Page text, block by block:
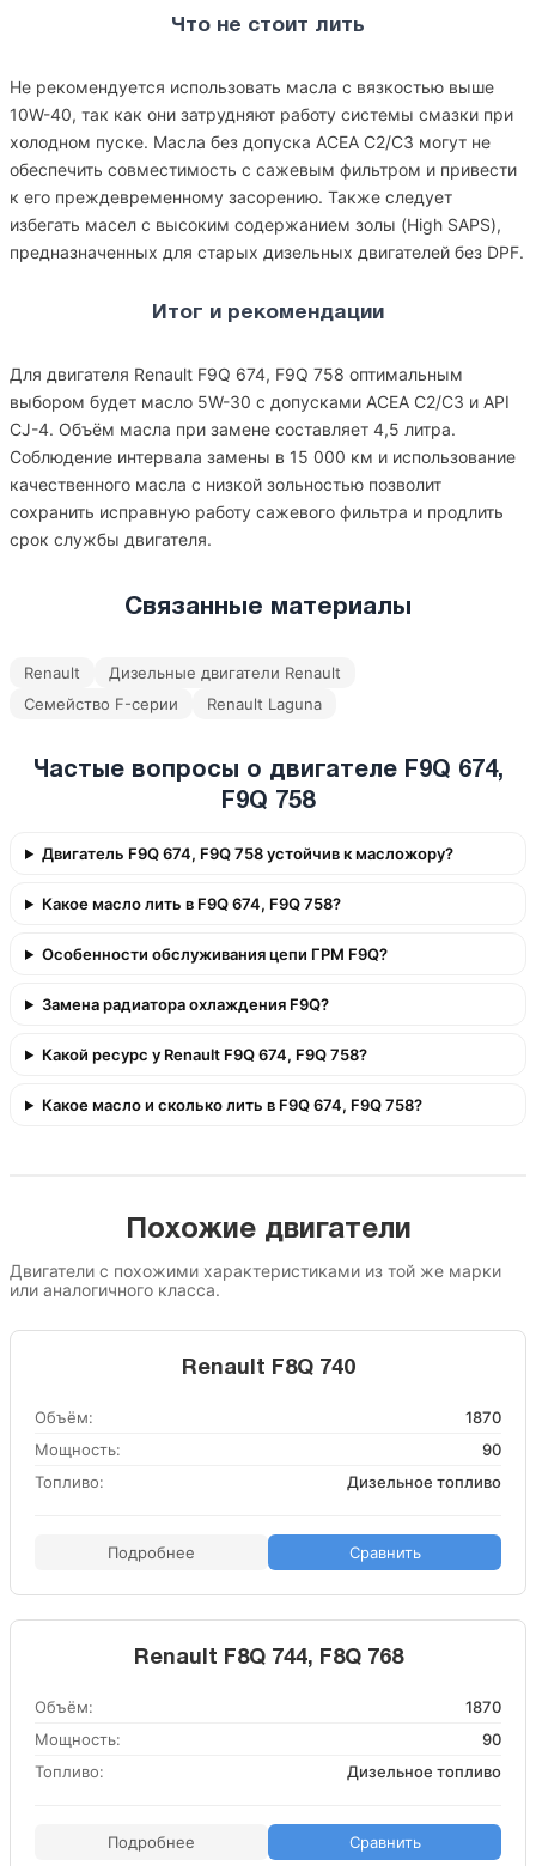
Что не стоит лить
Не рекомендуется использовать масла с вязкостью выше
10W-40, так как они затрудняют работу системы смазки при
холодном пуске. Масла без допуска ACEA C2/C3 могут не
обеспечить совместимость с сажевым фильтром и привести
к его преждевременному засорению. Также следует
избегать масел с высоким содержанием золы (High SAPS),
предназначенных для старых дизельных двигателей без DPF.
Итог и рекомендации
Для двигателя Renault F9Q 674, F9Q 758 оптимальным
выбором будет масло 5W-30 с допусками ACEA C2/C3 и API
CJ-4. Объём масла при замене составляет 4,5 литра.
Соблюдение интервала замены в 15 000 км и использование
качественного масла с низкой зольностью позволит
сохранить исправную работу сажевого фильтра и продлить
срок службы двигателя.
Связанные материалы
Renault
Дизельные двигатели Renault
Семейство F-серии
Renault Laguna
Частые вопросы о двигателе F9Q 674,
F9Q 758
Двигатель F9Q 674, F9Q 758 устойчив к масложору?
Какое масло лить в F9Q 674, F9Q 758?
Особенности обслуживания цепи ГРМ F9Q?
Замена радиатора охлаждения F9Q?
Какой ресурс у Renault F9Q 674, F9Q 758?
Какое масло и сколько лить в F9Q 674, F9Q 758?
Похожие двигатели
Двигатели с похожими характеристиками из той же марки
или аналогичного класса.
Renault F8Q 740
Объём:
1870
Мощность:
90
Топливо:
Дизельное топливо
Подробнее Сравнить
Renault F8Q 744, F8Q 768
Объём:
1870
Мощность:
90
Топливо:
Дизельное топливо
Подробнее Сравнить